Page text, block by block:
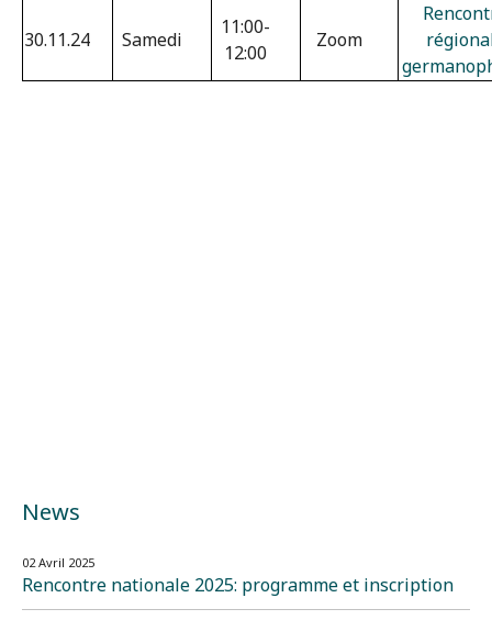
30.11.24 Samedi
11:00-
12:00
Zoom
News
02 Avril 2025
Rencontre nationale 2025: programme et inscription